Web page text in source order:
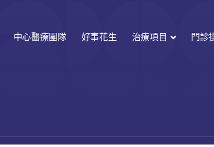
中心醫療團隊 好事花生 治療項目 門診